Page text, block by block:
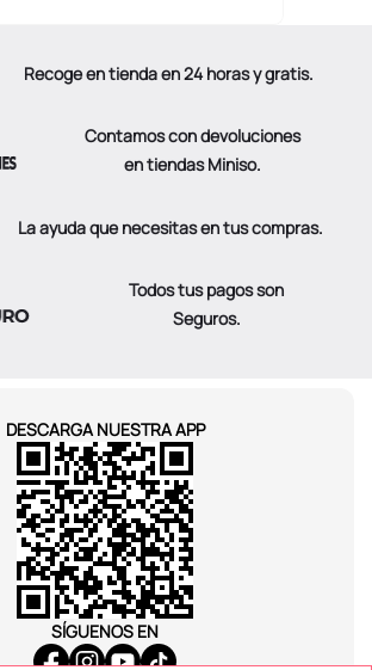
Recoge en tienda en 24 horas y gratis.
Contamos con devoluciones
en tiendas Miniso.
La ayuda que necesitas en tus compras.
Todos tus pagos son
Seguros.
DESCARGA NUESTRA APP
SÍGUENOS EN